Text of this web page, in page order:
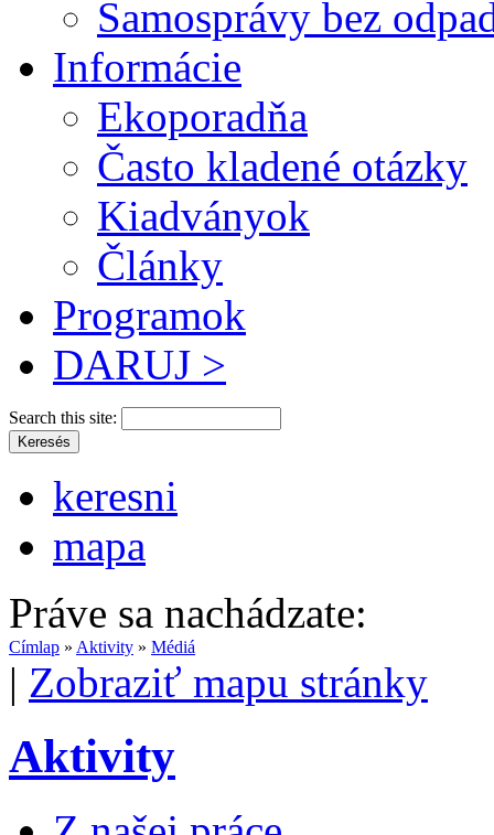
Samosprávy bez
Informácie
Ekoporadňa
Často kladené otázky
Kiadványok
Články
Programok
DARUJ >
Search this site:
keresni
mapa
Práve sa nachádzate:
Címlap » Aktivity » Médiá
| Zobraziť mapu stránky
Aktivity